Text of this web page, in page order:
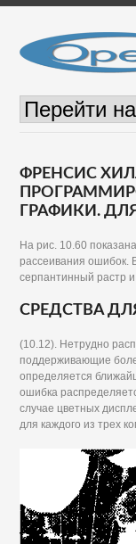
ФРЕНСИС
ГРАФИКИ.
На рис. 10.60
рассеивания ошибок.
серпантинный растр
СРЕДСТВА
(10.12). Нетрудно
поддерживающие
определяется
ошибка
случае цветных
для каждого из трех